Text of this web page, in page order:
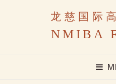
龙慈国际
NMIBA